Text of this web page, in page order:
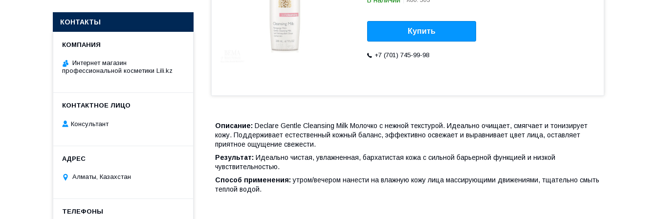
Купить
+7 (701) 745-99-98
Описание: Declare Gentle Cleansing Milk Молочко с нежной текстурой. Идеально очищает, смягчает и тонизирует
кожу. Поддерживает естественный кожный баланс, эффективно освежает и выравнивает цвет лица, оставляет
приятное ощущение свежести.
Результат: Идеально чистая, увлажненная, бархатистая кожа с сильной барьерной функцией и низкой
чувствительностью.
Способ применения: утром/вечером нанести на влажную кожу лица массирующими движениями, тщательно смыть
теплой водой.
КОНТАКТЫ
Интернет магазин
профессиональной косметики Lili.kz
Консультант
Алматы, Казахстан